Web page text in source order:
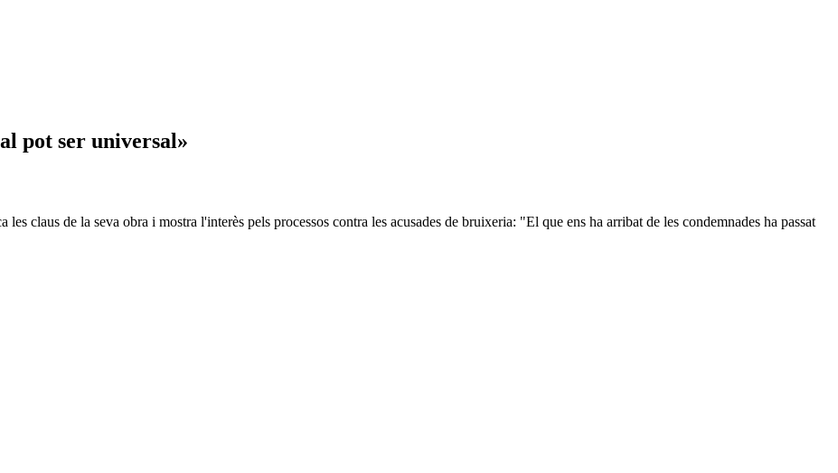
pot ser universal»
claus de la seva obra i mostra l'interès pels processos contra les acusades de bruixeria: "El que ens ha arribat de les condemnades ha passat